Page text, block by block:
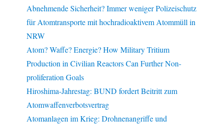
Abnehmende Sicherheit? Immer weniger Polizeischutz
für Atomtransporte mit hochradioaktivem Atommüll in
NRW
Atom? Waffe? Energie? How Military Tritium
Production in Civilian Reactors Can Further Non-
proliferation Goals
Hiroshima-Jahrestag: BUND fordert Beitritt zum
Atomwaffenverbotsvertrag
Atomanlagen im Krieg: Drohnenangriffe und